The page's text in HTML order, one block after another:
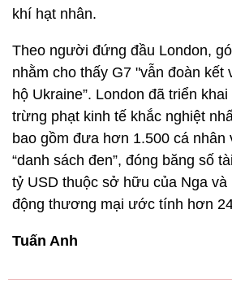
khí hạt nhân.
Theo người đứng đầu London,
nhằm cho thấy G7 "vẫn đoàn kết
hộ Ukraine”. London đã triển
trừng phạt kinh tế khắc nghiệt
bao gồm đưa hơn 1.500 cá nhân
“danh sách đen”, đóng băng số
tỷ USD thuộc sở hữu của Nga và
động thương mại ước tính hơn
Tuấn Anh